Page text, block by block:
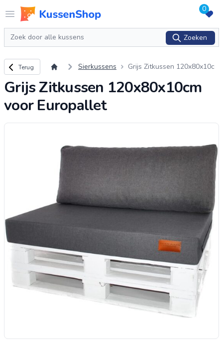
Open menu
Logo www.kussenshop.nl 0
Zoeken
Zoeken
Terug naar overzicht
Terug Sierkussens
Grijs Zitkussen 120x80x10c
Grijs Zitkussen 120x80x10cm
voor Europallet